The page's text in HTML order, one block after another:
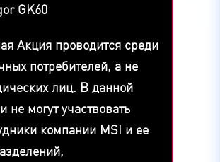
GK60
Акция проводится среди
потребителей, а не
лиц. В данной
не могут участвовать
компании MSI и ее